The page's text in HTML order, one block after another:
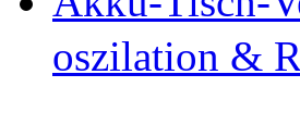
oszilation &